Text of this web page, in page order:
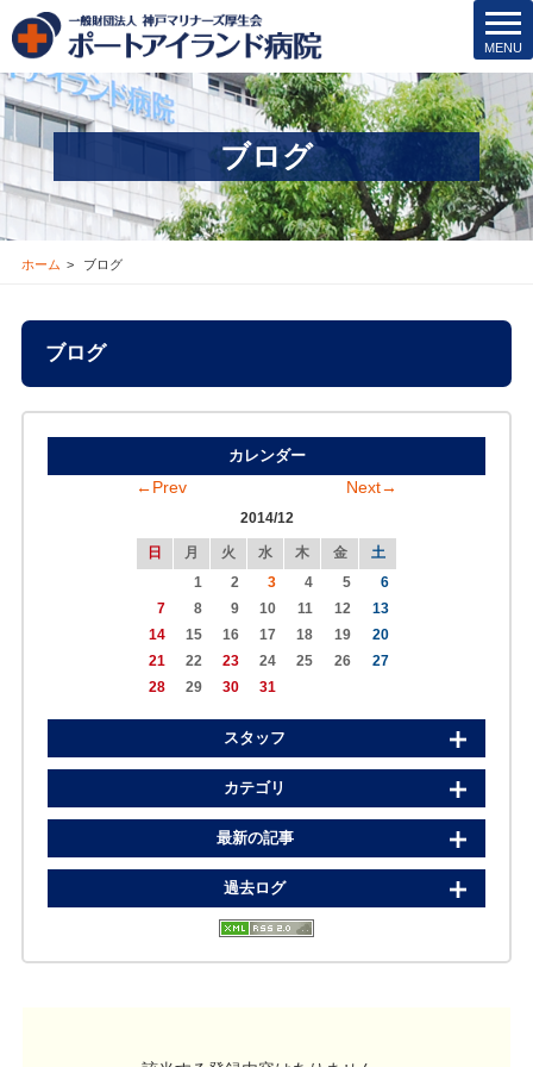
t
o
g
l
e
n
a
v
o
n
MENU
医療安全管理･その他
医療機関の方
新着情報
お問合せ
採用情報
交通アクセス
Instagram
緊急･入院24H受付
078-303-6123
転院･入院相談窓口(地域連携室)
078-381-8271
ブログ
ホーム ブログ
ブログ
カレンダー
←Prev Next→
2014/12
日 月 火 水 木 金
土
1
2 3 4 5
6
7
8 9 10 11 12
13
14
15 16 17 18 19
20
21
22 23 24 25 26
27
28
29 30 31
スタッフ
カテゴリ
最新の記事
過去ログ